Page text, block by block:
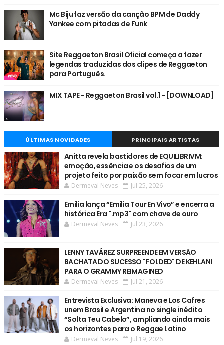
Mc Biju faz versão da canção BPM de Daddy
Yankee com pitadas de Funk
Site Reggaeton Brasil Oficial começa a fazer
legendas traduzidas dos clipes de Reggaeton
para Português.
MIX TAPE - Reggaeton Brasil vol.1 - [DOWNLOAD]
ÚLTIMAS NOVIDADES PRINCIPAIS ARTISTAS
Anitta revela bastidores de EQUILIBRIVM:
emoção, essência e os desafios de um
projeto feito por paixão sem focar em lucros
Dermeval Neves Jul 25, 2026
Emilia lança “Emilia Tour En Vivo” e encerra a
histórica Era ".mp3" com chave de ouro
Dermeval Neves Jul 23, 2026
LENNY TAVÁREZ SURPREENDE EM VERSÃO
BACHATA DO SUCESSO "FOLDED" DE KEHLANI
PARA O GRAMMY REIMAGINED
Dermeval Neves Jul 21, 2026
Entrevista Exclusiva: Maneva e Los Cafres
unem Brasil e Argentina no single inédito
“Solta Teu Cabelo”, ampliando ainda mais
os horizontes para o Reggae Latino
Dermeval Neves Jul 19, 2026